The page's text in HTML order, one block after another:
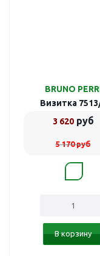
BRUNO
Визитка
3 620руб
5 170руб
В корзину